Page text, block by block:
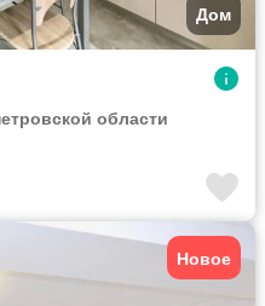
Дом
области
Новое